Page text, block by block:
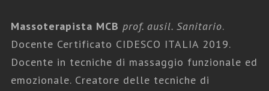
Massoterapista MCB prof. ausil. Sanitario.
Docente Certificato CIDESCO ITALIA 2019.
Docente in tecniche di massaggio funzionale ed
emozionale. Creatore delle tecniche di